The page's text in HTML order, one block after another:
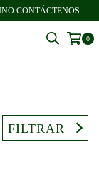
CONTÁCTENOS
0
FILTRAR